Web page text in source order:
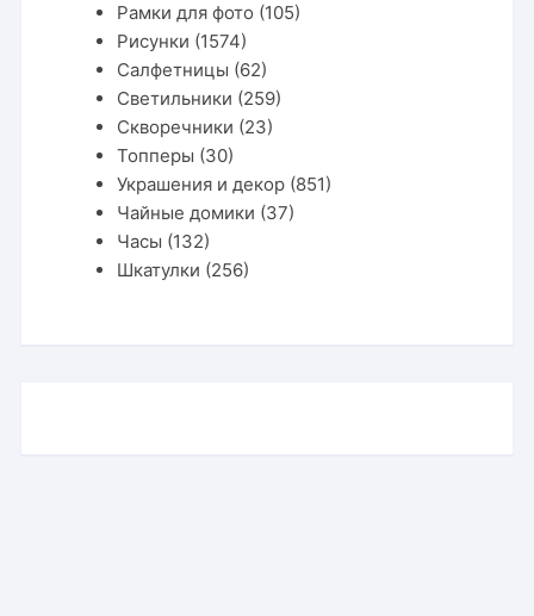
Рамки для фото (105)
Рисунки (1574)
Салфетницы (62)
Светильники (259)
Скворечники (23)
Топперы (30)
Украшения и декор (851)
Чайные домики (37)
Часы (132)
Шкатулки (256)